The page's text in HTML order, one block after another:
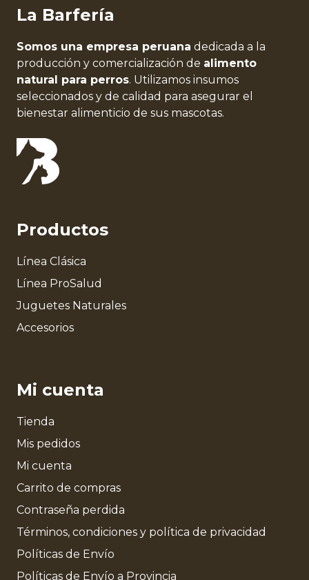
La Barfería
Somos una empresa peruana dedicada a la
producción y comercialización de alimento
natural para perros. Utilizamos insumos
seleccionados y de calidad para asegurar el
bienestar alimenticio de sus mascotas.
Productos
Línea Clásica
Línea ProSalud
Juguetes Naturales
Accesorios
Mi cuenta
Tienda
Mis pedidos
Mi cuenta
Carrito de compras
Contraseña perdida
Términos, condiciones y política de privacidad
Políticas de Envío
Políticas de Envío a Provincia